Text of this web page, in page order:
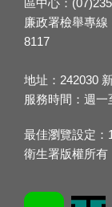
廉政署檢舉專線
8117
地址：242030
服務時間：週一
最佳瀏覽設定：
衛生署版權所有